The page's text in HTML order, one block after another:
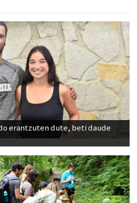
erantzuten dute, beti daude